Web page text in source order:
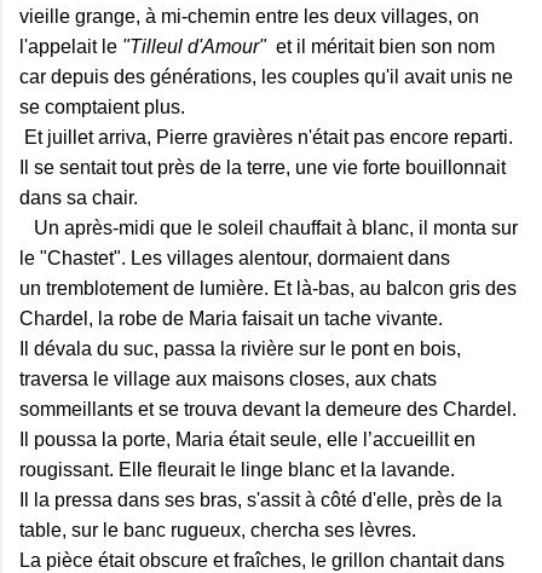
vieille grange, à mi-chemin entre les deux villages, on
l'appelait le "Tilleul d'Amour" et il méritait bien son nom
car depuis des générations, les couples qu'il avait unis ne
se comptaient plus.
Et juillet arriva, Pierre gravières n'était pas encore reparti.
Il se sentait tout près de la terre, une vie forte bouillonnait
dans sa chair.
Un après-midi que le soleil chauffait à blanc, il monta sur
le "Chastet". Les villages alentour, dormaient dans
un tremblotement de lumière. Et là-bas, au balcon gris des
Chardel, la robe de Maria faisait un tache vivante.
Il dévala du suc, passa la rivière sur le pont en bois,
traversa le village aux maisons closes, aux chats
sommeillants et se trouva devant la demeure des Chardel.
Il poussa la porte, Maria était seule, elle l’accueillit en
rougissant. Elle fleurait le linge blanc et la lavande.
Il la pressa dans ses bras, s'assit à côté d'elle, près de la
table, sur le banc rugueux, chercha ses lèvres.
La pièce était obscure et fraîches, le grillon chantait dans